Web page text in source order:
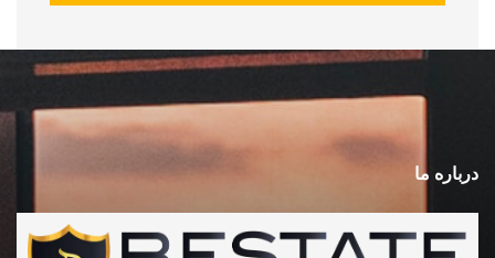
درباره ما